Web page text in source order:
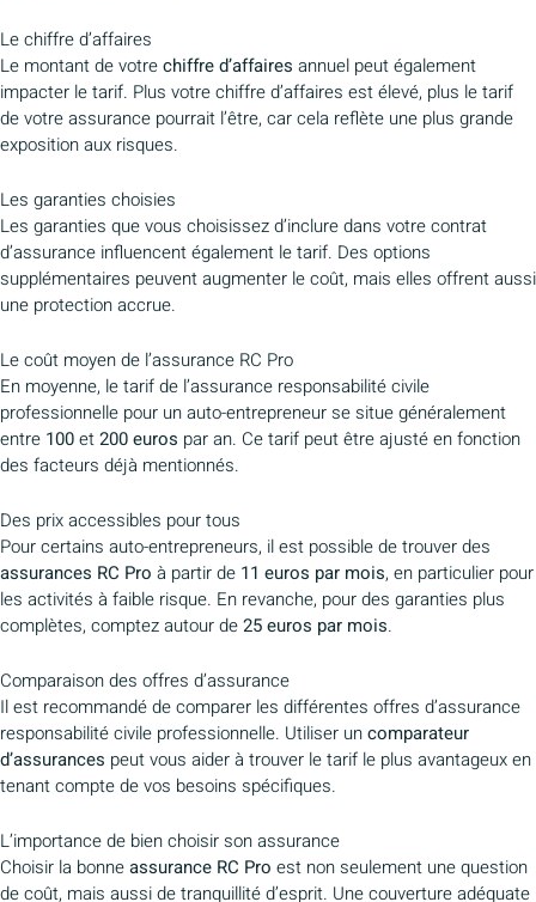
Le chiffre d’affaires
Le montant de votrechiffre d’affaires annuel peut également
impacter le tarif. Plus votre chiffre d’affaires est élevé, plus le tarif
de votre assurance pourrait l’être, car cela reflète une plus grande
exposition aux risques.
Les garanties choisies
Les garanties que vous choisissez d’inclure dans votre contrat
d’assurance influencent également le tarif. Des options
supplémentaires peuvent augmenter le coût, mais elles offrent aussi
une protection accrue.
Le coût moyen de l’assurance RC Pro
En moyenne, le tarif de l’assurance responsabilité civile
professionnelle pour un auto-entrepreneur se situe généralement
entre 100et200 euros par an. Ce tarif peut être ajusté en fonction
des facteurs déjà mentionnés.
Des prix accessibles pour tous
Pour certains auto-entrepreneurs, il est possible de trouver des
assurances RC Pro à partir de 11 euros par mois, en particulier pour
les activités à faible risque. En revanche, pour des garanties plus
complètes, comptez autour de25 euros par mois.
Comparaison des offres d’assurance
Il est recommandé de comparer les différentes offres d’assurance
responsabilité civile professionnelle. Utiliser uncomparateur
d’assurances peut vous aider à trouver le tarif le plus avantageux en
tenant compte de vos besoins spécifiques.
L’importance de bien choisir son assurance
Choisir la bonneassurance RC Pro est non seulement une question
de coût, mais aussi de tranquillité d’esprit. Une couverture adéquate